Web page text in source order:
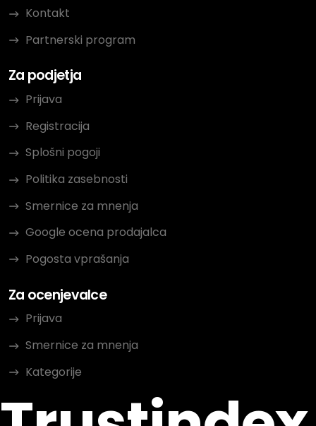
Kontakt
Partnerski program
Za podjetja
Prijava
Registracija
Splošni pogoji
Politika zasebnosti
Smernice za mnenja
Google ocena prodajalca
Pogosta vprašanja
Za ocenjevalce
Prijava
Smernice za mnenja
Kategorije